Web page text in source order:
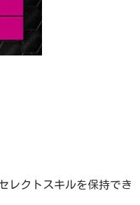
レクトスキルを保持でき